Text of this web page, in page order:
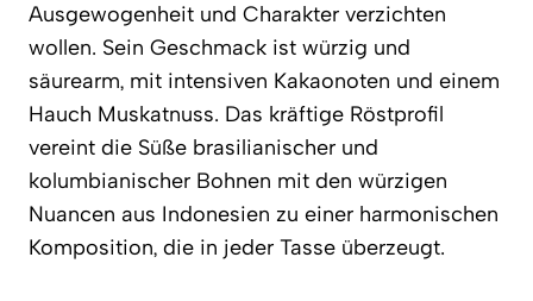
Ausgewogenheit und Charakter verzichten
wollen. Sein Geschmack ist würzig und
säurearm, mit intensiven Kakaonoten und einem
Hauch Muskatnuss. Das kräftige Röstprofil
vereint die Süße brasilianischer und
kolumbianischer Bohnen mit den würzigen
Nuancen aus Indonesien zu einer harmonischen
Komposition, die in jeder Tasse überzeugt.